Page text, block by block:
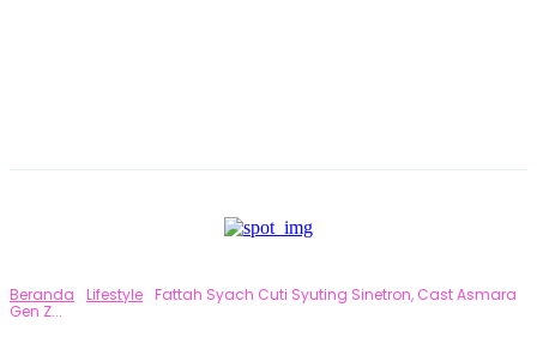
Beranda Lifestyle Fattah Syach Cuti Syuting Sinetron, Cast Asmara
Gen Z...